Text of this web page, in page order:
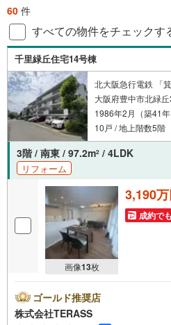
60 件
すべての物件をチェックす
千里緑丘住宅14号棟
北大阪急行電鉄 「
大阪府豊中市北緑
1986年2月（築41年
10戸 / 地上階数5階
3階 / 南東 / 97.2m2 / 4LDK
リフォーム
画像13枚
3,190
成約で
ゴールド推奨店
株式会社TERASS